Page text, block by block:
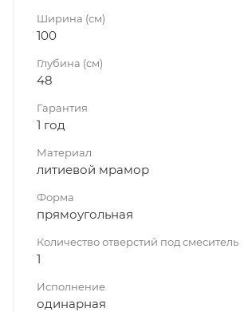
Ширина (см)
100
Глубина (см)
48
Гарантия
1 год
Материал
литиевой мрамор
Форма
прямоугольная
Количество отверстий под смеситель
1
Исполнение
одинарная